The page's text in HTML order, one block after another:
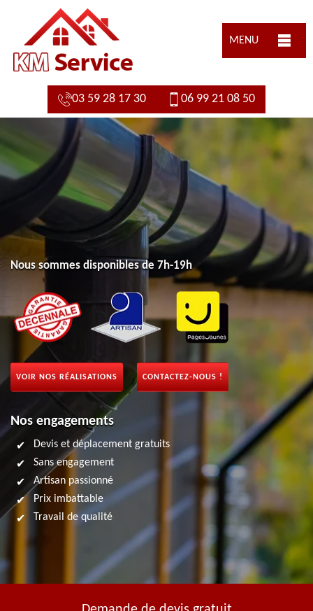
MENU
03 59 28 17 30 06 99 21 08 50
Nous sommes disponibles de 7h-19h
VOIR NOS RÉALISATIONS CONTACTEZ-NOUS !
Nos engagements
Devis et déplacement gratuits
Sans engagement
Artisan passionné
Prix imbattable
Travail de qualité